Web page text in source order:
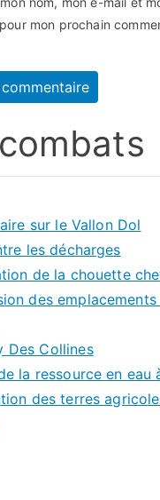
mon prochain
sur le Vallon Dol
les décharges
de la chouette
des
Des Collines
la ressource en eau
des terres